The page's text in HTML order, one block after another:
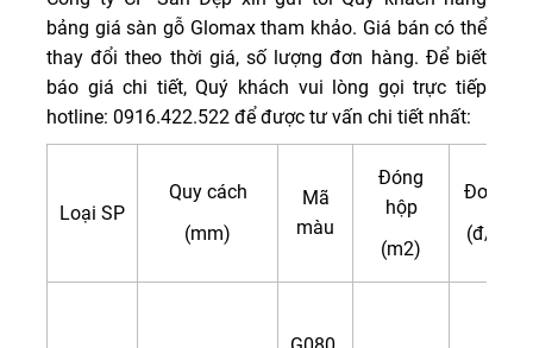
bảng giá sàn gỗ Glomax tham khảo. Giá bán có thể
thay đổi theo thời giá, số lượng đơn hàng. Để biết
báo giá chi tiết, Quý khách vui lòng gọi trực tiếp
hotline: 0916.422.522 để được tư vấn chi tiết nhất:
Loại SP
Quy cách
(mm)
Mã
màu
Đóng
hộp
(m2)
Đơn giá
(đ/m2)